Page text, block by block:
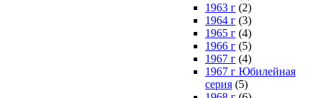
1963 г (2)
1964 г (3)
1965 г (4)
1966 г (5)
1967 г (4)
1967 г Юбилейная
серия (5)